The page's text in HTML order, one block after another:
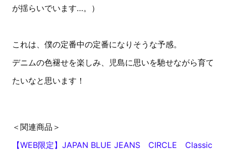
が揺らいでいます…。）
これは、僕の定番中の定番になりそうな予感。
デニムの色褪せを楽しみ、児島に思いを馳せながら育て
たいなと思います！
＜関連商品＞
【WEB限定】JAPAN BLUE JEANS CIRCLE Classic